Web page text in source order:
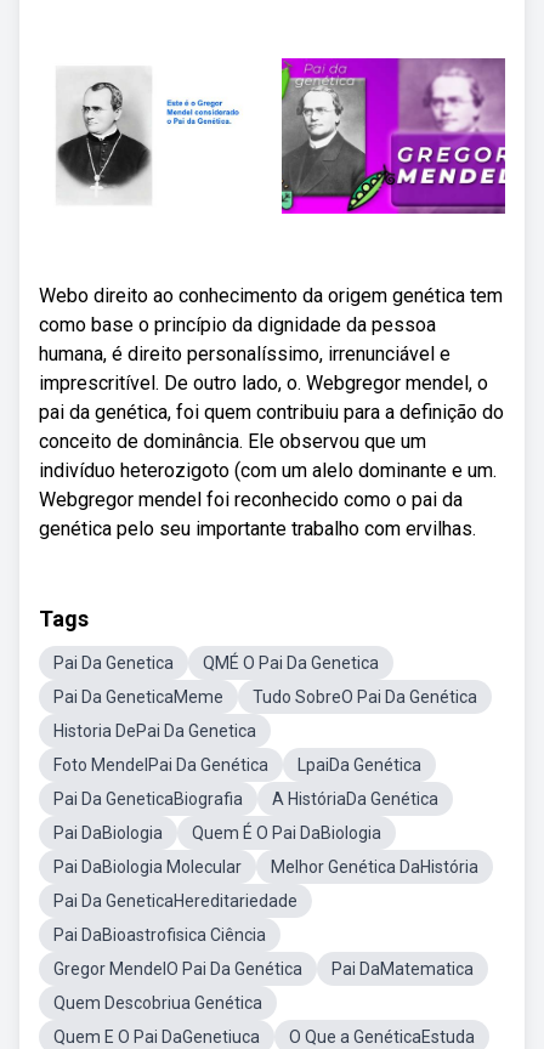
Webo direito ao conhecimento da origem genética tem
como base o princípio da dignidade da pessoa
humana, é direito personalíssimo, irrenunciável e
imprescritível. De outro lado, o. Webgregor mendel, o
pai da genética, foi quem contribuiu para a definição do
conceito de dominância. Ele observou que um
indivíduo heterozigoto (com um alelo dominante e um.
Webgregor mendel foi reconhecido como o pai da
genética pelo seu importante trabalho com ervilhas.
Tags
Pai Da Genetica
QMÉ O Pai Da Genetica
Pai Da GeneticaMeme
Tudo SobreO Pai Da Genética
Historia DePai Da Genetica
Foto MendelPai Da Genética
LpaiDa Genética
Pai Da GeneticaBiografia
A HistóriaDa Genética
Pai DaBiologia
Quem É O Pai DaBiologia
Pai DaBiologia Molecular
Melhor Genética DaHistória
Pai Da GeneticaHereditariedade
Pai DaBioastrofisica Ciência
Gregor MendelO Pai Da Genética
Pai DaMatematica
Quem Descobriua Genética
Quem E O Pai DaGenetiuca
O Que a GenéticaEstuda